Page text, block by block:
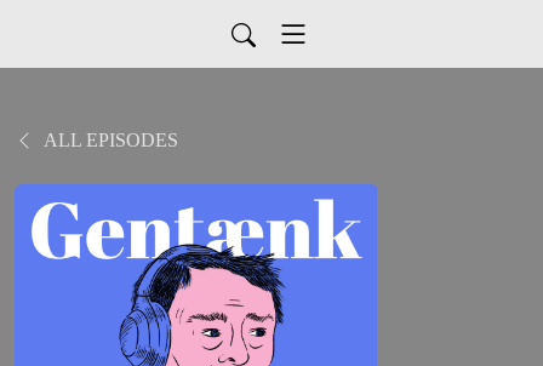
ALL EPISODES